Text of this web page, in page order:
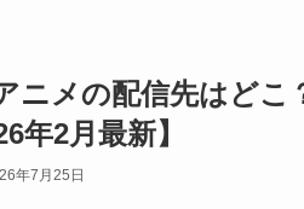
ニメの配信先はど
年2月最新】
年7月25日